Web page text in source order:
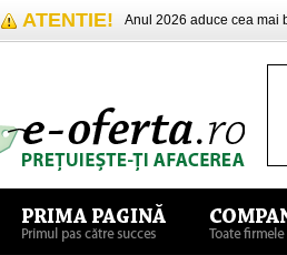
ATENTIE! Anul 2026 aduce cea mai